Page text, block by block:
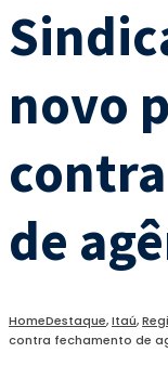
novo
de
HomeDestaque,Itaú,
contra fechamento de